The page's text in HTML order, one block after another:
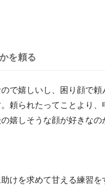
を頼る
ので嬉しいし、困り顔で
頼られたってことより
嬉しそうな顔が好きなの
けを求めて甘える練習を